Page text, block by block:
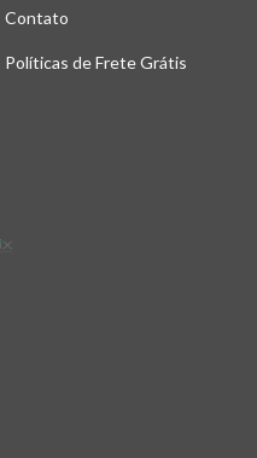
Contato
Políticas de Frete Grátis